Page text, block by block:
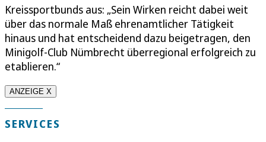
Kreissportbunds aus: „Sein Wirken reicht dabei weit
über das normale Maß ehrenamtlicher Tätigkeit
hinaus und hat entscheidend dazu beigetragen, den
Minigolf-Club Nümbrecht überregional erfolgreich zu
etablieren.“
ANZEIGE X
SERVICES